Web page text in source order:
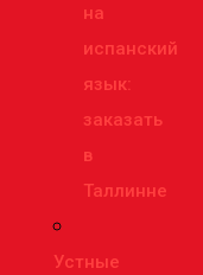
на
испанский
язык:
заказать
в
Таллинне
Устные